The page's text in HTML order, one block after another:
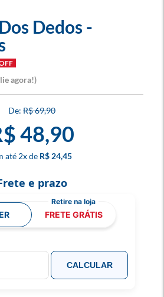
Dedos -
agora!
R$ 69,90
48,90
2x R$ 24,45
e prazo
FRETE GRÁTIS
CALCULAR